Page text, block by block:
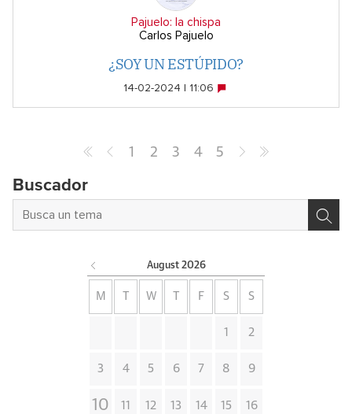
Pajuelo: la chispa
Carlos Pajuelo
¿SOY UN ESTÚPIDO?
14-02-2024 | 11:06
1 2 3 4 5
Buscador
August 2026
M W F S S
1 2
3 4 5 6 7 8 9
10 11 12 13 14 15 16